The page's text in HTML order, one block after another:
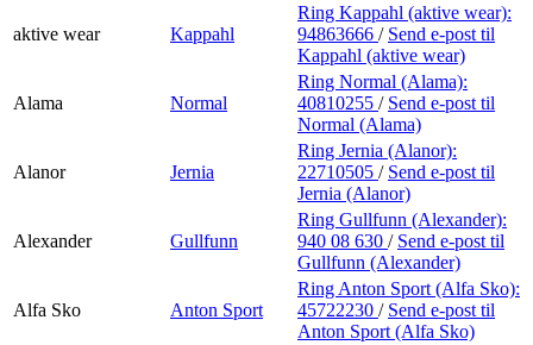
aktive wear Kappahl
Ring Kappahl (aktive wear):
94863666 / Send e-post til
Kappahl (aktive wear)
Alama Normal
Ring Normal (Alama):
40810255 / Send e-post til
Normal (Alama)
Alanor Jernia
Ring Jernia (Alanor):
22710505 / Send e-post til
Jernia (Alanor)
Alexander Gullfunn
Ring Gullfunn (Alexander):
940 08 630 / Send e-post til
Gullfunn (Alexander)
Alfa Sko Anton Sport
Ring Anton Sport (Alfa Sko):
45722230 / Send e-post til
Anton Sport (Alfa Sko)